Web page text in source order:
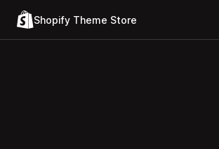
Shopify Theme Store